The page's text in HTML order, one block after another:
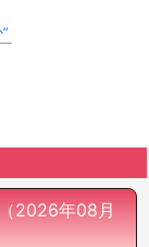
2026年08月